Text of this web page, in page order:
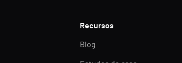
Recursos
Blog